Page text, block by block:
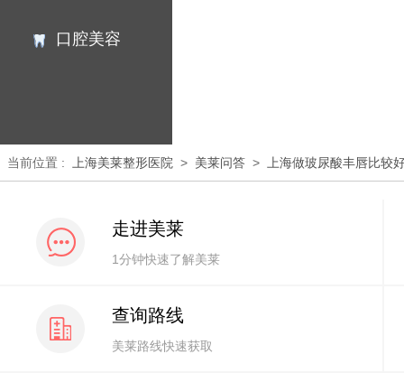
口腔美容
当前位置 : 上海美莱整形医院 > 美莱问答 > 上海做玻尿酸丰唇比较
走进美莱
1分钟快速了解美莱
查询路线
美莱路线快速获取